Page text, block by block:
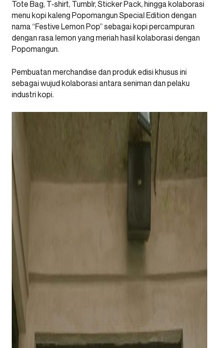
Tote Bag, T-shirt, Tumblr, Sticker Pack, hingga kolaborasi
menu kopi kaleng Popomangun Special Edition dengan
nama “Festive Lemon Pop” sebagai kopi percampuran
dengan rasa lemon yang meriah hasil kolaborasi dengan
Popomangun.
Pembuatan merchandise dan produk edisi khusus ini
sebagai wujud kolaborasi antara seniman dan pelaku
industri kopi.